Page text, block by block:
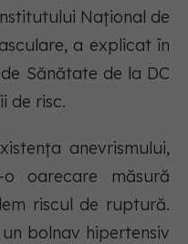
Național de
a explicat în
Sănătate de la DC
de risc.
anevrismului,
oarecare măsură
riscul de ruptură.
bolnav hipertensiv